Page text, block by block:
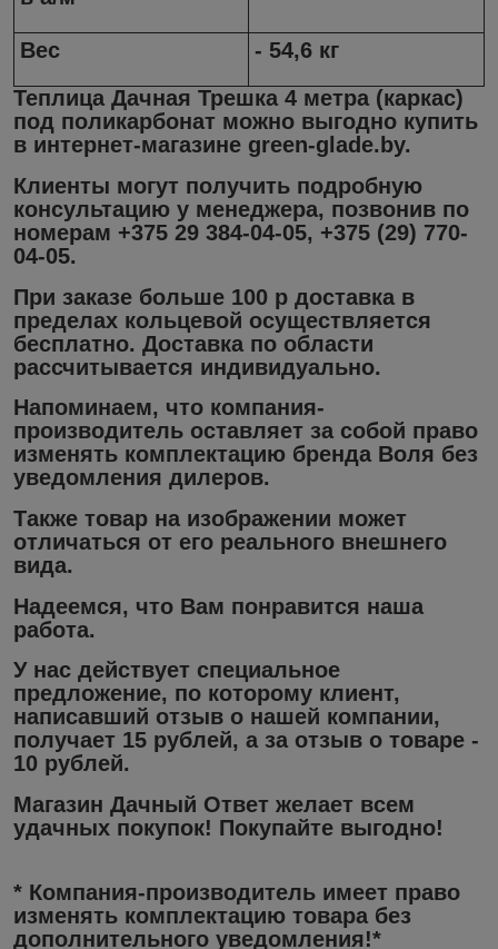
Вес
- 54,6 кг
Теплица Дачная Трешка 4 метра (каркас)
под поликарбонат можно выгодно купить
в интернет-магазине green-glade.by.
Клиенты могут получить подробную
консультацию у менеджера, позвонив по
номерам +375 29 384-04-05, +375 (29) 770-
04-05.
При заказе больше 100 р доставка в
пределах кольцевой осуществляется
бесплатно. Доставка по области
рассчитывается индивидуально.
Напоминаем, что компания-
производитель оставляет за собой право
изменять комплектацию бренда Воля без
уведомления дилеров.
Также товар на изображении может
отличаться от его реального внешнего
вида.
Надеемся, что Вам понравится наша
работа.
У нас действует специальное
предложение, по которому клиент,
написавший отзыв о нашей компании,
получает 15 рублей, а за отзыв о товаре -
10 рублей.
Магазин Дачный Ответ желает всем
удачных покупок! Покупайте выгодно!
* Компания-производитель имеет право
изменять комплектацию товара без
дополнительного уведомления!*